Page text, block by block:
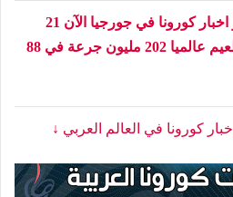
اخر اخبار كورونا في جورجيا الآن 21
فبراير | تخطت جرعات التطعيم عالميا 202 مليون جرعة في 88
كورونا في العالم العربي ↓